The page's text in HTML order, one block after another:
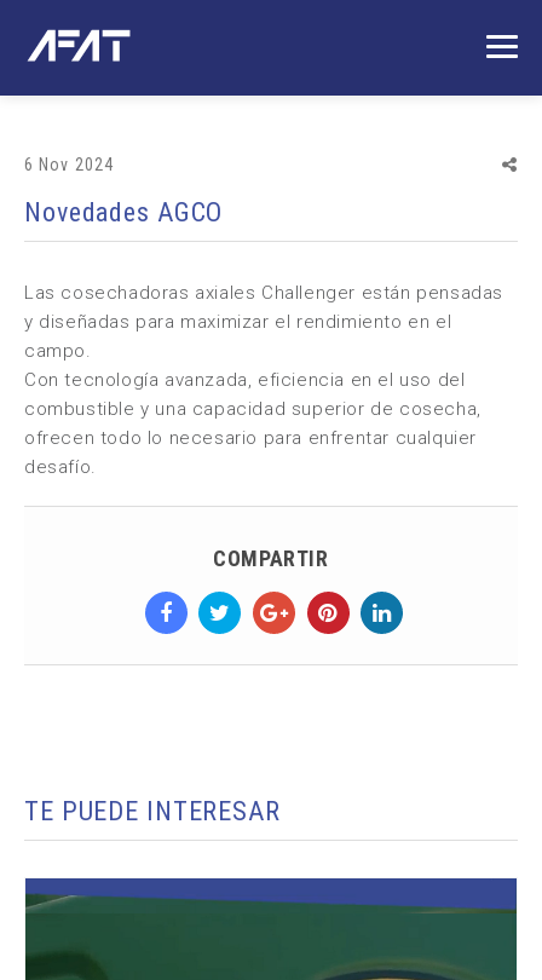
6 Nov 2024
Novedades AGCO
Las cosechadoras axiales Challenger están pensadas
y diseñadas para maximizar el rendimiento en el
campo.
Con tecnología avanzada, eficiencia en el uso del
combustible y una capacidad superior de cosecha,
ofrecen todo lo necesario para enfrentar cualquier
desafío.
COMPARTIR
TE PUEDE INTERESAR